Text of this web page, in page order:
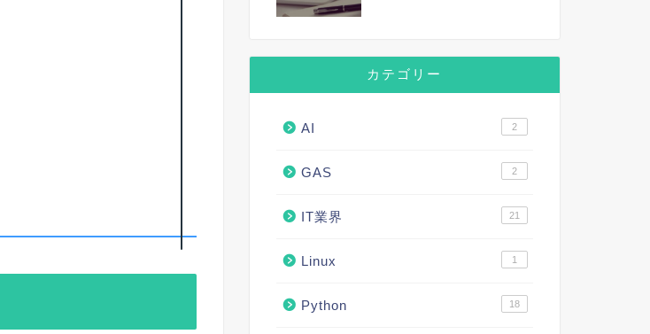
カテゴリー
AI 2
GAS 2
IT業界 21
Linux 1
Python 18